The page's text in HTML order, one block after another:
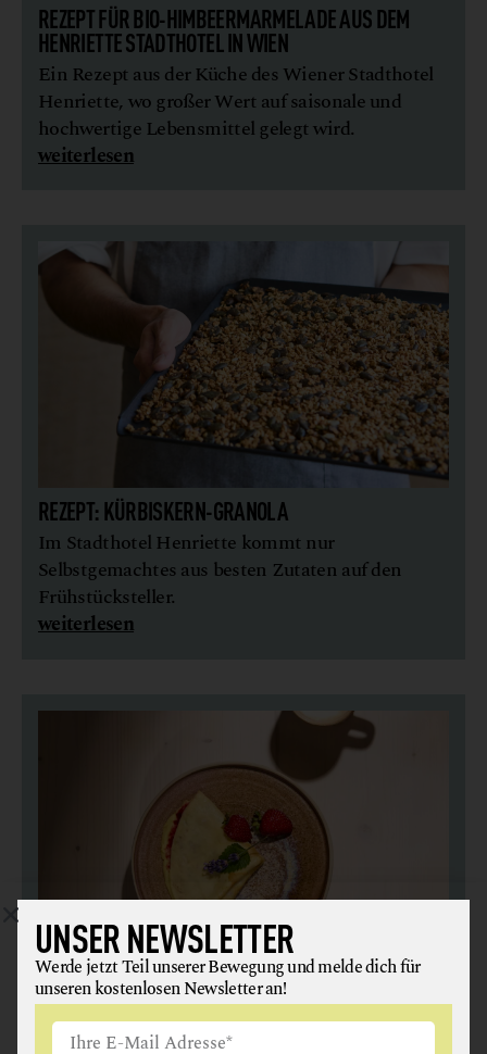
REZEPT FÜR BIO-HIMBEERMARMELADE AUS DEM
HENRIETTE STADTHOTEL IN WIEN
Ein Rezept aus der Küche des Wiener Stadthotel
Henriette, wo großer Wert auf saisonale und
hochwertige Lebensmittel gelegt wird.
weiterlesen
REZEPT: KÜRBISKERN-GRANOLA
Im Stadthotel Henriette kommt nur
Selbstgemachtes aus besten Zutaten auf den
Frühstücksteller.
weiterlesen
PALATSCHINKEN
Ein süßer Klassiker aus dem Wiener Stadthotel
Henriette, wo das Frühstück selbstgemacht,
UNSER NEWSLETTER
Werde jetzt Teil unserer Bewegung und melde dich für
unseren kostenlosen Newsletter an!